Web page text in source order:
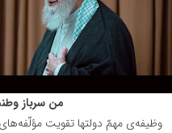
من سرباز
وظیفه‌ی مهمّ دولتها تقویت